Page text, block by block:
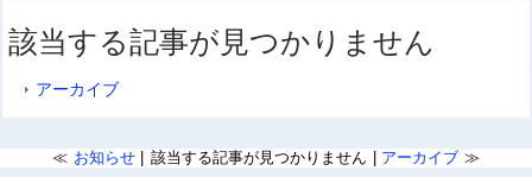
該当する記事が見つかりません
アーカイブ
お知らせ 該当する記事が見つかりません アーカイブ